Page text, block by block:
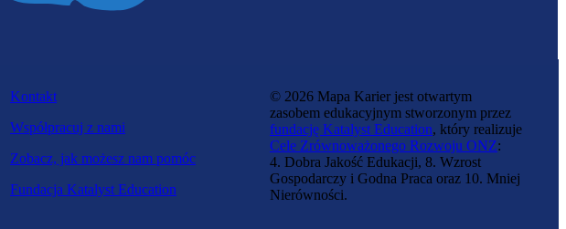
Kontakt
Współpracuj z nami
Zobacz, jak możesz nam pomóc
Fundacja Katalyst Education
© 2026 Mapa Karier jest otwartym
zasobem edukacyjnym stworzonym przez
fundację Katalyst Education, który realizuje
Cele Zrównoważonego Rozwoju ONZ:
4. Dobra Jakość Edukacji, 8. Wzrost
Gospodarczy i Godna Praca oraz 10. Mniej
Nierówności.